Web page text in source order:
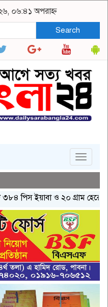
০৬:৪১ অপরাহ্ন
Search
Toggle
পিস ইয়াবা ও ২০ গ্রাম হেরোইনসহ